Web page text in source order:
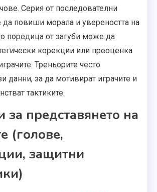
Серия от последователни
повиши морала и увереността на
поредица от загуби може да
корекции или преоценка
Треньорите често
данни, за да мотивират играчите и
тактиките.
за представянето на
(голове,
защитни